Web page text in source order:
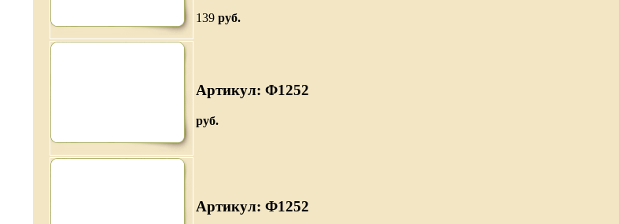
139 руб.
Артикул: Ф1252
руб.
Артикул: Ф1252